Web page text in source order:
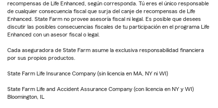
recompensas de Life Enhanced, según corresponda. Tú eres el único responsable
de cualquier consecuencia fiscal que surja del canje de recompensas de Life
Enhanced. State Farm no provee asesoría fiscal ni legal. Es posible que desees
discutir las posibles consecuencias fiscales de tu participación en el programa Life
Enhanced con un asesor fiscal o legal.
Cada aseguradora de State Farm asume la exclusiva responsabilidad financiera
por sus propios productos.
State Farm Life Insurance Company (sin licencia en MA, NY ni WI)
State Farm Life and Accident Assurance Company (con licencia en NY y WI)
Bloomington, IL